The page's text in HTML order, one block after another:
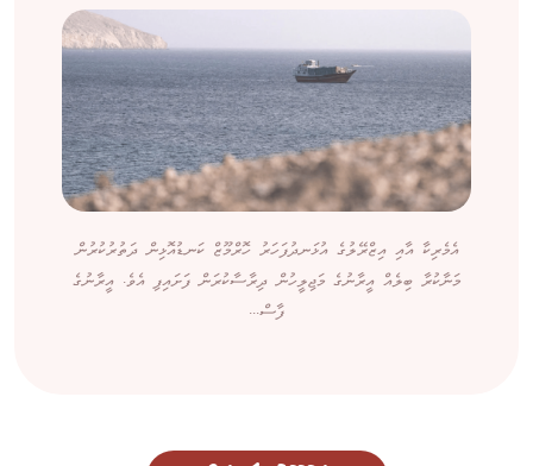
އެމެރިކާ އާއި އިޒްރޭލުގެ އުޅަނދުފަހަރު ހޮރްމޫޒް ކަނޑުއޮޅިން ދަތުރުކުރުން
މަނާކުރާ ބިލެއް އީރާނުގެ މަޖިލީހުން ދިރާސާކުރަން ފަށައިފި އެވެ. އީރާނުގެ
ފާސް...